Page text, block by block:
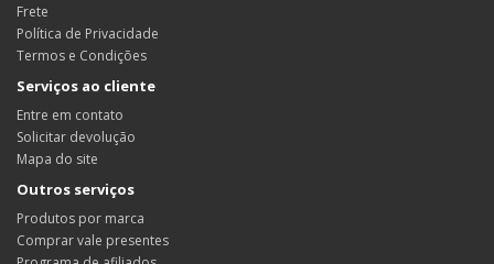
Frete
Política de Privacidade
Termos e Condições
Serviços ao cliente
Entre em contato
Solicitar devolução
Mapa do site
Outros serviços
Produtos por marca
Comprar vale presentes